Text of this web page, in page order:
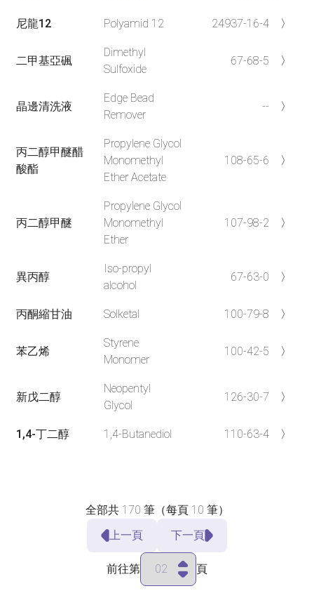
尼龍12 Polyamid 12 24937-16-4 〉
二甲基亞碸
Dimethyl
Sulfoxide
67-68-5 〉
晶邊清洗液
Edge Bead
Remover
-- 〉
丙二醇甲醚醋
酸酯
Propylene Glycol
Monomethyl
Ether Acetate
108-65-6 〉
丙二醇甲醚
Propylene Glycol
Monomethyl
Ether
107-98-2 〉
異丙醇
Iso-propyl
alcohol
67-63-0 〉
丙酮縮甘油 Solketal 100-79-8 〉
苯乙烯
Styrene
Monomer
100-42-5 〉
新戊二醇
Neopentyl
Glycol
126-30-7 〉
1,4-丁二醇 1,4-Butanediol 110-63-4 〉
全部共 170 筆（每頁 10 筆）
上一頁
下一頁
前往第 頁